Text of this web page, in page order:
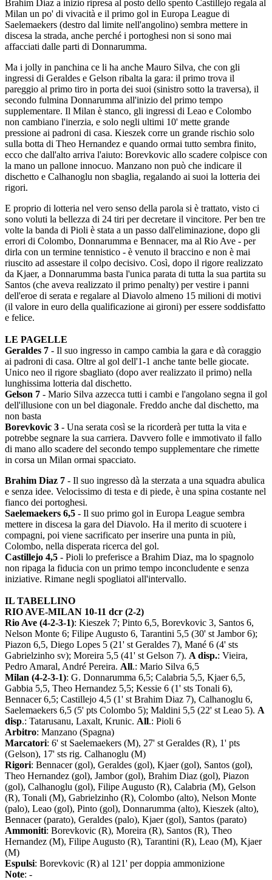
Brahim Diaz a inizio ripresa al posto dello spento Castillejo regala al
Milan un po' di vivacità e il primo gol in Europa League di
Saelemaekers (destro dal limite nell'angolino) sembra mettere in
discesa la strada, anche perché i portoghesi non si sono mai
affacciati dalle parti di Donnarumma.
Ma i jolly in panchina ce li ha anche Mauro Silva, che con gli
ingressi di Geraldes e Gelson ribalta la gara: il primo trova il
pareggio al primo tiro in porta dei suoi (sinistro sotto la traversa), il
secondo fulmina Donnarumma all'inizio del primo tempo
supplementare. Il Milan è stanco, gli ingressi di Leao e Colombo
non cambiano l'inerzia, e solo negli ultimi 10' mette grande
pressione ai padroni di casa. Kieszek corre un grande rischio solo
sulla botta di Theo Hernandez e quando ormai tutto sembra finito,
ecco che dall'alto arriva l'aiuto: Borevkovic allo scadere colpisce con
la mano un pallone innocuo. Manzano non può che indicare il
dischetto e Calhanoglu non sbaglia, regalando ai suoi la lotteria dei
rigori.
E proprio di lotteria nel vero senso della parola si è trattato, visto ci
sono voluti la bellezza di 24 tiri per decretare il vincitore. Per ben tre
volte la banda di Pioli è stata a un passo dall'eliminazione, dopo gli
errori di Colombo, Donnarumma e Bennacer, ma al Rio Ave - per
dirla con un termine tennistico - è venuto il braccino e non è mai
riuscito ad assestare il colpo decisivo. Così, dopo il rigore realizzato
da Kjaer, a Donnarumma basta l'unica parata di tutta la sua partita su
Santos (che aveva realizzato il primo penalty) per vestire i panni
dell'eroe di serata e regalare al Diavolo almeno 15 milioni di motivi
(il valore in euro della qualificazione ai gironi) per essere soddisfatto
e felice.
LE PAGELLE
Geraldes 7 - Il suo ingresso in campo cambia la gara e dà coraggio
ai padroni di casa. Oltre al gol dell'1-1 anche tante belle giocate.
Unico neo il rigore sbagliato (dopo aver realizzato il primo) nella
lunghissima lotteria dal dischetto.
Gelson 7 - Mario Silva azzecca tutti i cambi e l'angolano segna il gol
dell'illusione con un bel diagonale. Freddo anche dal dischetto, ma
non basta
Borevkovic 3 - Una serata così se la ricorderà per tutta la vita e
potrebbe segnare la sua carriera. Davvero folle e immotivato il fallo
di mano allo scadere del secondo tempo supplementare che rimette
in corsa un Milan ormai spacciato.
Brahim Diaz 7 - Il suo ingresso dà la sterzata a una squadra abulica
e senza idee. Velocissimo di testa e di piede, è una spina costante nel
fianco dei portoghesi.
Saelemaekers 6,5 - Il suo primo gol in Europa League sembra
mettere in discesa la gara del Diavolo. Ha il merito di scuotere i
compagni, poi viene sacrificato per inserire una punta in più,
Colombo, nella disperata ricerca del gol.
Castillejo 4,5 - Pioli lo preferisce a Brahim Diaz, ma lo spagnolo
non ripaga la fiducia con un primo tempo inconcludente e senza
iniziative. Rimane negli spogliatoi all'intervallo.
IL TABELLINO
RIO AVE-MILAN 10-11 dcr (2-2)
Rio Ave (4-2-3-1): Kieszek 7; Pinto 6,5, Borevkovic 3, Santos 6,
Nelson Monte 6; Filipe Augusto 6, Tarantini 5,5 (30' st Jambor 6);
Piazon 6,5, Diego Lopes 5 (21' st Geraldes 7), Mané 6 (4' sts
Gabrielzinho sv); Moreira 5,5 (41' st Gelson 7). A disp.: Vieira,
Pedro Amaral, André Pereira. All.: Mario Silva 6,5
Milan (4-2-3-1): G. Donnarumma 6,5; Calabria 5,5, Kjaer 6,5,
Gabbia 5,5, Theo Hernandez 5,5; Kessie 6 (1' sts Tonali 6),
Bennacer 6,5; Castillejo 4,5 (1' st Brahim Diaz 7), Calhanoglu 6,
Saelemaekers 6,5 (5' pts Colombo 5); Maldini 5,5 (22' st Leao 5). A
disp.: Tatarusanu, Laxalt, Krunic. All.: Pioli 6
Arbitro: Manzano (Spagna)
Marcatori: 6' st Saelemaekers (M), 27' st Geraldes (R), 1' pts
(Gelson), 17' sts rig. Calhanoglu (M)
Rigori: Bennacer (gol), Geraldes (gol), Kjaer (gol), Santos (gol),
Theo Hernandez (gol), Jambor (gol), Brahim Diaz (gol), Piazon
(gol), Calhanoglu (gol), Filipe Augusto (R), Calabria (M), Gelson
(R), Tonali (M), Gabrielzinho (R), Colombo (alto), Nelson Monte
(palo), Leao (gol), Pinto (gol), Donnarumma (alto), Kieszek (alto),
Bennacer (parato), Geraldes (palo), Kjaer (gol), Santos (parato)
Ammoniti: Borevkovic (R), Moreira (R), Santos (R), Theo
Hernandez (M), Filipe Augusto (R), Tarantini (R), Leao (M), Kjaer
(M)
Espulsi: Borevkovic (R) al 121' per doppia ammonizione
Note: -